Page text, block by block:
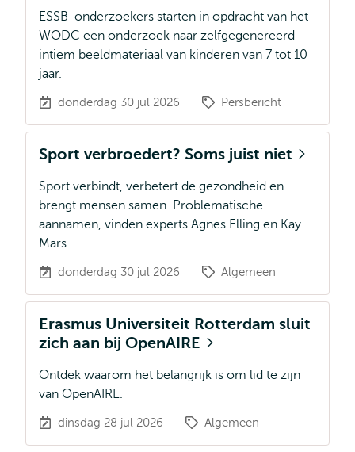
ESSB-onderzoekers starten in opdracht van het
WODC een onderzoek naar zelfgegenereerd
intiem beeldmateriaal van kinderen van 7 tot 10
jaar.
donderdag 30 jul 2026 Persbericht
Sport verbroedert? Soms juist niet
Sport verbindt, verbetert de gezondheid en
brengt mensen samen. Problematische
aannamen, vinden experts Agnes Elling en Kay
Mars.
donderdag 30 jul 2026 Algemeen
Erasmus Universiteit Rotterdam sluit
zich aan bij OpenAIRE
Ontdek waarom het belangrijk is om lid te zijn
van OpenAIRE.
dinsdag 28 jul 2026 Algemeen